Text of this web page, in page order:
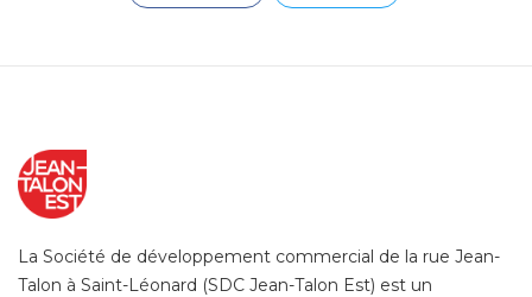
La Société de développement commercial de la rue Jean-
Talon à Saint-Léonard (SDC Jean-Talon Est) est un